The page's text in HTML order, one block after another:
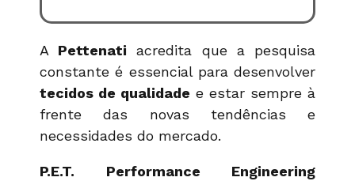
A Pettenati acredita que a pesquisa
constante é essencial para desenvolver
tecidos de qualidade e estar sempre à
frente das novas tendências e
necessidades do mercado.
P.E.T. Performance Engineering